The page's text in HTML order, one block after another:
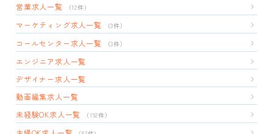
営業求人一覧 （12件）
マーケティング求人一覧 （3件）
コールセンター求人一覧 （3件）
エンジニア求人一覧
デザイナー求人一覧
動画編集求人一覧
未経験OK求人一覧
（192件）